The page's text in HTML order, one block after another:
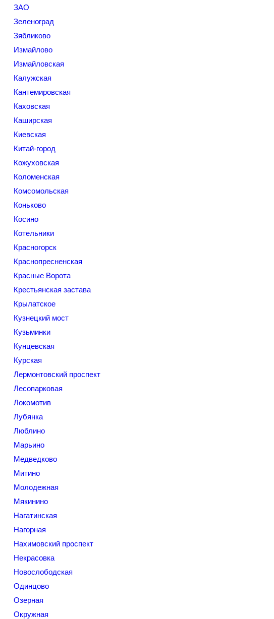
ЗАО
Зеленоград
Зябликово
Измайлово
Измайловская
Калужская
Кантемировская
Каховская
Каширская
Киевская
Китай-город
Кожуховская
Коломенская
Комсомольская
Коньково
Косино
Котельники
Красногорск
Краснопресненская
Красные Ворота
Крестьянская застава
Крылатское
Кузнецкий мост
Кузьминки
Кунцевская
Курская
Лермонтовский проспект
Лесопарковая
Локомотив
Лубянка
Люблино
Марьино
Медведково
Митино
Молодежная
Мякинино
Нагатинская
Нагорная
Нахимовский проспект
Некрасовка
Новослободская
Одинцово
Озерная
Окружная